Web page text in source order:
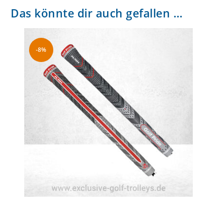
Das könnte dir auch gefallen …
-8%